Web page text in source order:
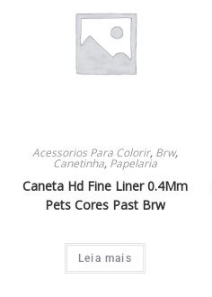
Acessorios Para Colorir, Brw,
Canetinha, Papelaria
Caneta Hd Fine Liner 0.4Mm
Pets Cores Past Brw
Leia mais